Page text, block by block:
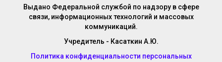
Выдано Федеральной службой по надзору в сфере
связи, информационных технологий и массовых
коммуникаций.
Учредитель - Касаткин А.Ю.
Политика конфиденциальности персональных